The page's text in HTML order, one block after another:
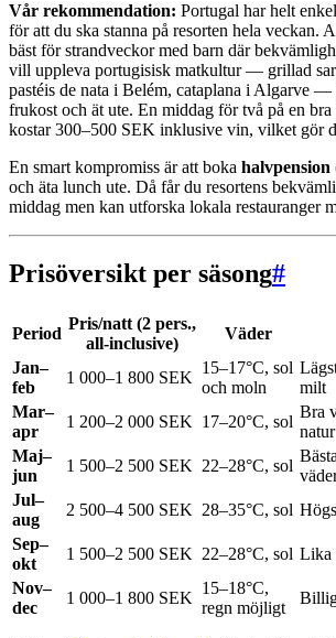
Vår rekommendation: Portugal har helt
för att du ska stanna på resorten hela veckan.
bäst för strandveckor med barn där
vill uppleva portugisisk matkultur — grillad
pastéis de nata i Belém, cataplana i Algarve —
frukost och ät ute. En middag för två på en
kostar 300–500 SEK inklusive vin, vilket gör
En smart kompromiss är att boka halvpension
och äta lunch ute. Då får du resortens
middag men kan utforska lokala restauranger
Prisöversikt per säsong#
Period
Pris/natt (2 pers.,
all-inclusive)
Väder
Jan–
feb
1 000–1 800 SEK
15–17°C, sol
och moln
milt
Mar–
apr
1 200–2 000 SEK 17–20°C, sol
Bra
natur
Maj–
jun
1 500–2 500 SEK 22–28°C, sol
Jul–
aug
2 500–4 500 SEK 28–35°C, sol
Sep–
okt
1 500–2 500 SEK 22–28°C, sol Lika
Nov–
dec
1 000–1 800 SEK
15–18°C,
regn möjligt